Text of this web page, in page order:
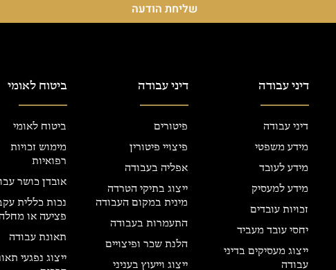
שליחת הודעה
דיני עבודה
דיני עבודה
מידע משפטי
מידע לעובד
מידע למעסיק
זכויות עובדים
יחסי עובד מעביד
ייצוג מעסיקים בדיני
עבודה
דיני עבודה
פיטורים
פיצויי פיטורין
אפליה בעבודה
ייצוג בתיקי הטרדה
מינית במקום העבודה
התעמרות בעבודה
הלנת שכר ופיצויים
ייצוג וייעוץ בעניני
ביטוח לאומי
ביטוח לאומי
מימוש זכויות
רפואיות
אובדן כושר
נכות כללית
פציעה או מחלה
תאונת עבודה
ייצוג נפגעי